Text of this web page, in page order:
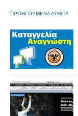
ΠΡΟΗΓΟΥΜΕΝΑ ΑΡΘΡΑ